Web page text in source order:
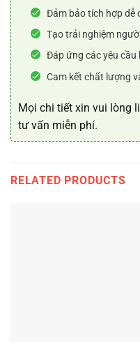
Đảm bảo tích hợp dễ
Tạo trải nghiệm
Đáp ứng các yêu cầu
Cam kết chất lượng
Mọi chi tiết xin vui lòng
tư vấn miễn phí.
RELATED PRODUCTS